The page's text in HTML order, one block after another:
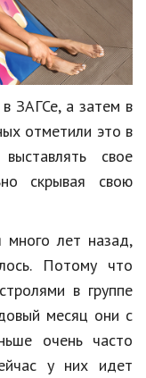
ЗАГСе, а затем в
отметили это в
свое
скрывая свою
много лет назад,
Потому что
в группе
месяц они с
очень часто
у них идет